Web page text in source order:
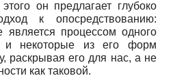
он предлагает глубоко
к опосредствованию:
является процессом одного
и некоторые из его форм
раскрывая его для нас, а не
как таковой.